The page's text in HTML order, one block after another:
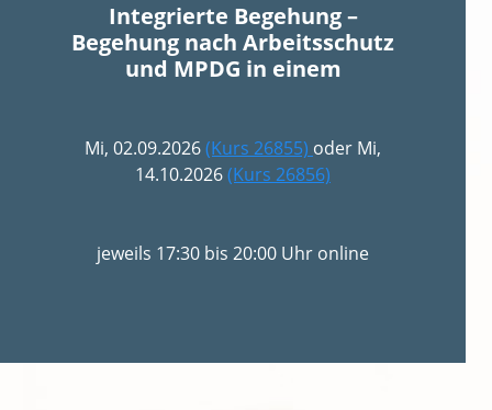
Integrierte Begehung –
Begehung nach Arbeitsschutz
und MPDG in einem
Mi, 02.09.2026(Kurs 26855) oder Mi,
14.10.2026(Kurs 26856)
jeweils 17:30 bis 20:00 Uhr online